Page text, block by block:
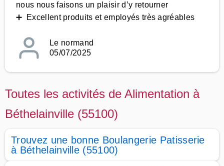
nous nous faisons un plaisir d’y retourner
➕ Excellent produits et employés très agréables
Le normand
05/07/2025
Toutes les activités de Alimentation à
Béthelainville (55100)
Trouvez une bonne Boulangerie Patisserie
à Béthelainville (55100)